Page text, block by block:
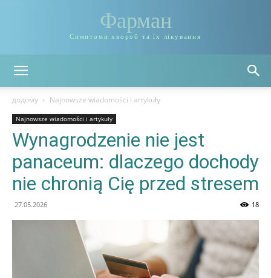
Фарман
Симптоми хвороб та їх лікування
додому Najnowsze wiadomości i artykuły
Najnowsze wiadomości i artykuły
Wynagrodzenie nie jest
panaceum: dlaczego dochody
nie chronią Cię przed stresem
27.05.2026 18